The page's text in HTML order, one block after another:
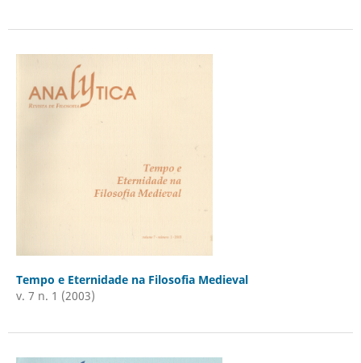
Tempo e Eternidade na Filosofia Medieval
v. 7 n. 1 (2003)